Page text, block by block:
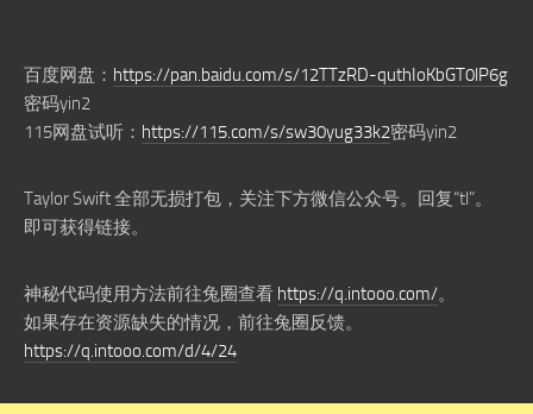
百度网盘： https://pan.baidu.com/s/12TTzRD-quthIoKbGT0lP6g
密码yin2
115网盘试听： https://115.com/s/sw30yug33k2密码yin2
Taylor Swift 全部无损打包，关注下方微信公众号。回复“tl”。
即可获得链接。
神秘代码使用方法前往兔圈查看 https://q.intooo.com/。
如果存在资源缺失的情况，前往兔圈反馈。
https://q.intooo.com/d/4/24